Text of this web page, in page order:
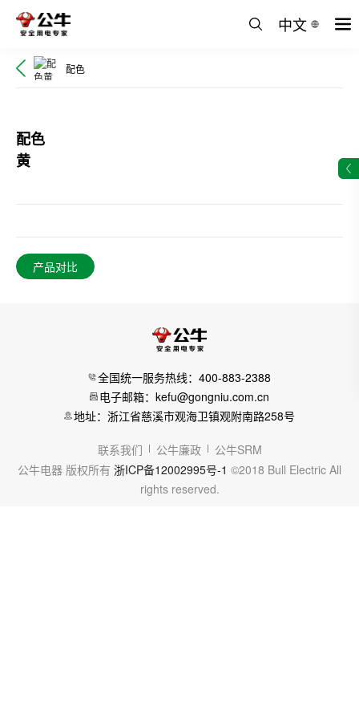
中文
配色
配色
黄
产品对比
全国统一服务热线：400-883-2388
电子邮箱：kefu@gongniu.com.cn
地址：浙江省慈溪市观海卫镇观附南路258号
联系我们 公牛廉政
公牛SRM
公牛电器 版权所有 浙ICP备12002995号-1 ©2018 Bull Electric All
rights reserved.